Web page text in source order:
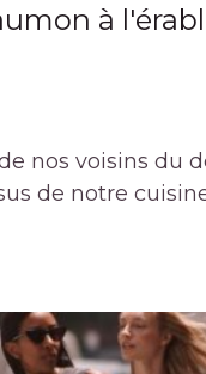
à
nos voisins du
de notre